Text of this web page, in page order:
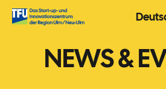
Zum
Inhalt
NEWS &